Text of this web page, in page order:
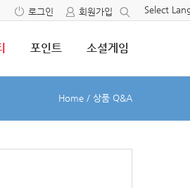
Select
로그인 회원가입
포인트 소셜게임
Home / 상품 Q&A